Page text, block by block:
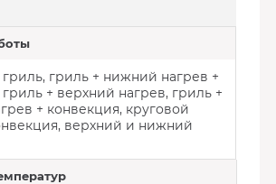
гриль + нижний нагрев +
+ верхний нагрев, гриль +
+ конвекция, круговой
верхний и нижний